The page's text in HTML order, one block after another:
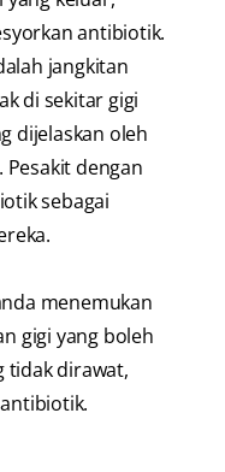
antibiotik.
jangkitan
di sekitar gigi
dijelaskan oleh
dengan
sebagai
menemukan
gigi yang boleh
tidak dirawat,